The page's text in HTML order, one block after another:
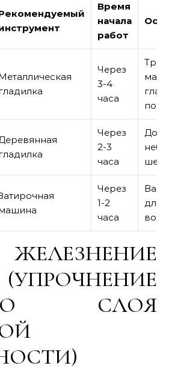
Время
начала
работ
Через
3-4
часа
Через
2-3
часа
Через
1-2
часа
для
СЛОЯ